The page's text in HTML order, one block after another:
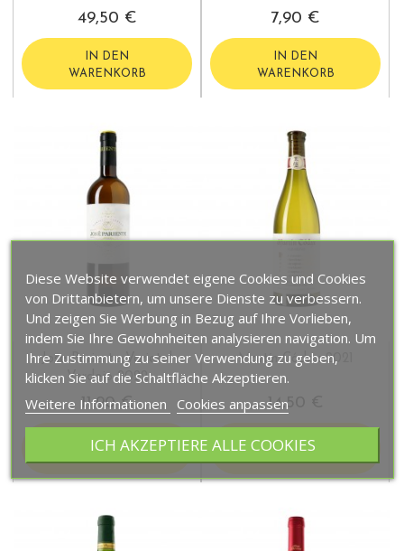
49,50 €
IN DEN
WARENKORB
7,90 €
IN DEN
WARENKORB
Jose Pariente Varietal
Verdejo 2022
11,90 €
IN DEN
Martín Códax 2021
14,50 €
IN DEN
Diese Website verwendet eigene Cookies und Cookies
von Drittanbietern, um unsere Dienste zu verbessern.
Und zeigen Sie Werbung in Bezug auf Ihre Vorlieben,
indem Sie Ihre Gewohnheiten analysieren navigation. Um
Ihre Zustimmung zu seiner Verwendung zu geben,
klicken Sie auf die Schaltfläche Akzeptieren.
Weitere Informationen
Cookies anpassen
ICH AKZEPTIERE ALLE COOKIES